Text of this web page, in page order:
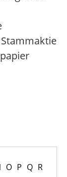
O P Q R